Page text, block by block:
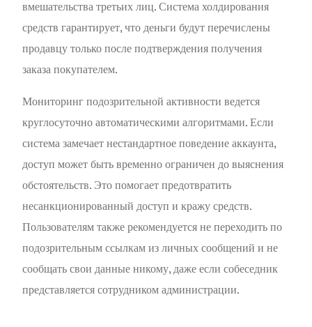
вмешательства третьих лиц. Система холдирования
средств гарантирует, что деньги будут перечислены
продавцу только после подтверждения получения
заказа покупателем.
Мониторинг подозрительной активности ведется
круглосуточно автоматическими алгоритмами. Если
система замечает нестандартное поведение аккаунта,
доступ может быть временно ограничен до выяснения
обстоятельств. Это помогает предотвратить
несанкционированный доступ и кражу средств.
Пользователям также рекомендуется не переходить по
подозрительным ссылкам из личных сообщений и не
сообщать свои данные никому, даже если собеседник
представляется сотрудником администрации.